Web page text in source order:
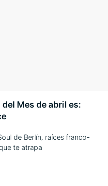
Mes de abril es:
de Berlín, raíces franco-
te atrapa